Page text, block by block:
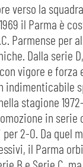
verso la
il Parma è
Parmense per
Dalla serie
vigore e forza
indimenticabile
stagione
in serie
2-0. Da quel
il Parma